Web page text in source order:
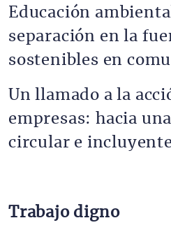
Educación
separación en la
sostenibles en
Un llamado a la
empresas: hacia
circular e
Trabajo digno